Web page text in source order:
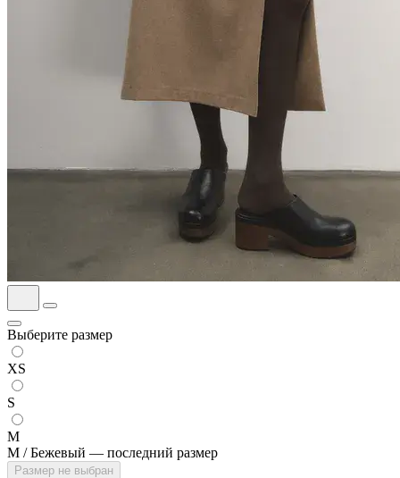
Выберите размер
XS
S
M
M / Бежевый — последний размер
Размер не выбран